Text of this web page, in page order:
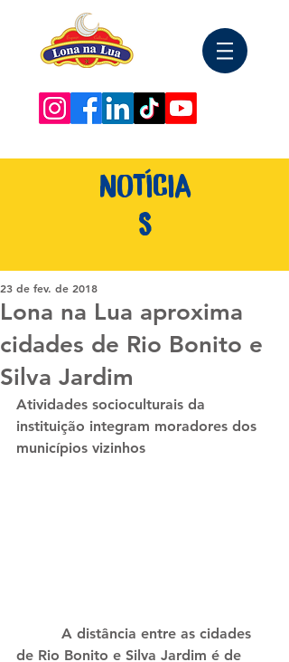
NOTÍCIA
S
Lona na Lua aproxima
cidades de Rio Bonito e
Silva Jardim
23 de fev. de 2018
Atividades socioculturais da
instituição integram moradores dos
municípios vizinhos
de Rio Bonito e Silva Jardim é de